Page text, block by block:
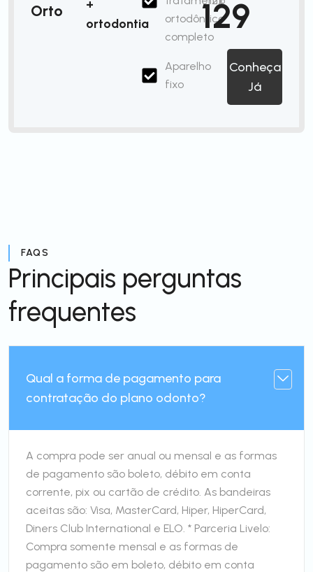
Orto
+
ortodontia
ortodôntico
completo
Aparelho
fixo
129
Conheça
Já
FAQS
Principais perguntas
frequentes
Qual a forma de pagamento para
contratação do plano odonto?
A compra pode ser anual ou mensal e as formas
de pagamento são boleto, débito em conta
corrente, pix ou cartão de crédito. As bandeiras
aceitas são: Visa, MasterCard, Hiper, HiperCard,
Diners Club International e ELO. * Parceria Livelo:
Compra somente mensal e as formas de
pagamento são em boleto, débito em conta